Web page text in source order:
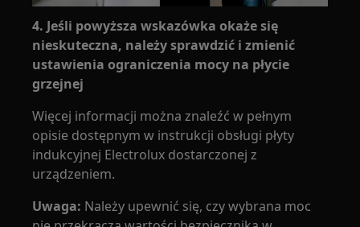
4. Jeśli powyższa wskazówka okaże się
nieskuteczna, należy sprawdzić i zmienić
ustawienia ograniczenia mocy na płycie
grzejnej
Więcej informacji można znaleźć w pełnym
opisie dostępnym w instrukcji obsługi płyty
indukcyjnej Electrolux dostarczonej z
urządzeniem.
Uwaga: Należy upewnić się, czy wybrana moc